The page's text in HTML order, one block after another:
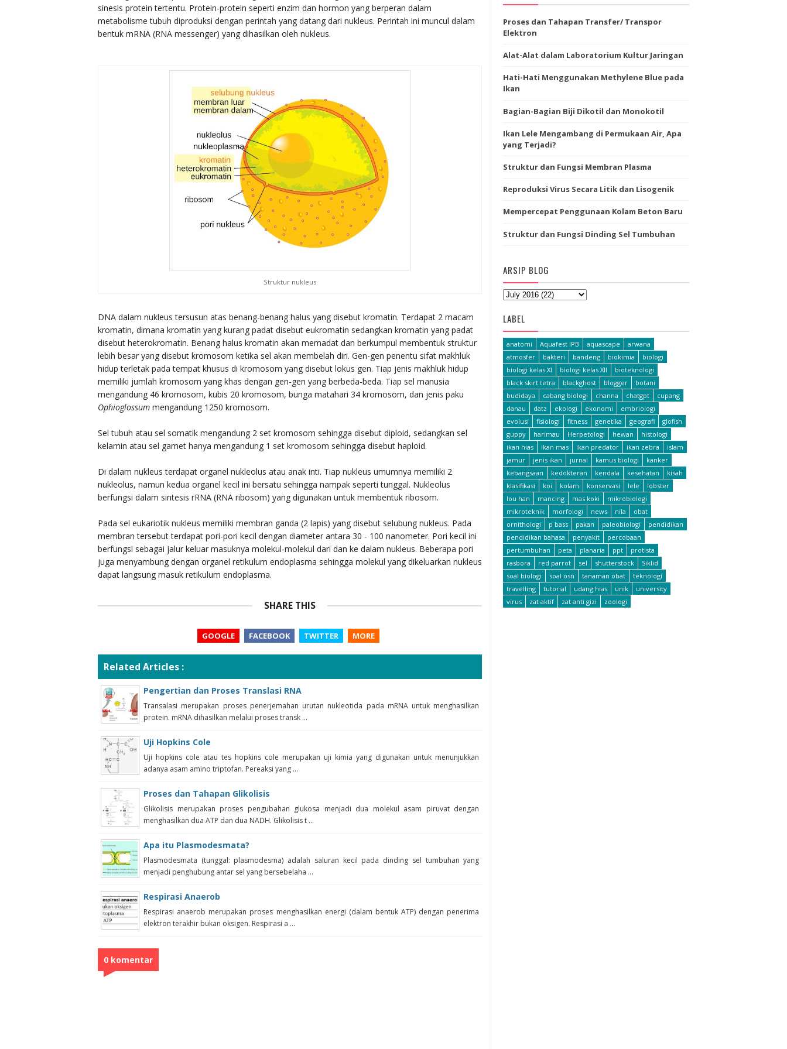
sinesis protein tertentu. Protein-protein seperti enzim dan hormon yang berperan dalam
metabolisme tubuh diproduksi dengan perintah yang datang dari nukleus. Perintah ini muncul dalam
bentuk mRNA (RNA messenger) yang dihasilkan oleh nukleus.
Struktur nukleus
DNA dalam nukleus tersusun atas benang-benang halus yang disebut kromatin. Terdapat 2 macam
kromatin, dimana kromatin yang kurang padat disebut eukromatin sedangkan kromatin yang padat
disebut heterokromatin. Benang halus kromatin akan memadat dan berkumpul membentuk struktur
lebih besar yang disebut kromosom ketika sel akan membelah diri. Gen-gen penentu sifat makhluk
hidup terletak pada tempat khusus di kromosom yang disebut lokus gen. Tiap jenis makhluk hidup
memiliki jumlah kromosom yang khas dengan gen-gen yang berbeda-beda. Tiap sel manusia
mengandung 46 kromosom, kubis 20 kromosom, bunga matahari 34 kromosom, dan jenis paku
Ophioglossum mengandung 1250 kromosom.
Sel tubuh atau sel somatik mengandung 2 set kromosom sehingga disebut diploid, sedangkan sel
kelamin atau sel gamet hanya mengandung 1 set kromosom sehingga disebut haploid.
Di dalam nukleus terdapat organel nukleolus atau anak inti. Tiap nukleus umumnya memiliki 2
nukleolus, namun kedua organel kecil ini bersatu sehingga nampak seperti tunggal. Nukleolus
berfungsi dalam sintesis rRNA (RNA ribosom) yang digunakan untuk membentuk ribosom.
Pada sel eukariotik nukleus memiliki membran ganda (2 lapis) yang disebut selubung nukleus. Pada
membran tersebut terdapat pori-pori kecil dengan diameter antara 30 - 100 nanometer. Pori kecil ini
berfungsi sebagai jalur keluar masuknya molekul-molekul dari dan ke dalam nukleus. Beberapa pori
juga menyambung dengan organel retikulum endoplasma sehingga molekul yang dikeluarkan nukleus
dapat langsung masuk retikulum endoplasma.
SHARE THIS
GOOGLE FACEBOOK TWITTER MORE
Related Articles :
Pengertian dan Proses Translasi RNA
Transalasi merupakan proses penerjemahan urutan nukleotida pada mRNA untuk menghasilkan
protein. mRNA dihasilkan melalui proses transk ...
Uji Hopkins Cole
Uji hopkins cole atau tes hopkins cole merupakan uji kimia yang digunakan untuk menunjukkan
adanya asam amino triptofan. Pereaksi yang ...
Proses dan Tahapan Glikolisis
Glikolisis merupakan proses pengubahan glukosa menjadi dua molekul asam piruvat dengan
menghasilkan dua ATP dan dua NADH. Glikolisis t ...
Apa itu Plasmodesmata?
Plasmodesmata (tunggal: plasmodesma) adalah saluran kecil pada dinding sel tumbuhan yang
menjadi penghubung antar sel yang bersebelaha ...
Respirasi Anaerob
Respirasi anaerob merupakan proses menghasilkan energi (dalam bentuk ATP) dengan penerima
elektron terakhir bukan oksigen. Respirasi a ...
0 komentar
Proses dan Tahapan Transfer/ Transpor
Elektron
Alat-Alat dalam Laboratorium Kultur Jaringan
Hati-Hati Menggunakan Methylene Blue pada
Ikan
Bagian-Bagian Biji Dikotil dan Monokotil
Ikan Lele Mengambang di Permukaan Air, Apa
yang Terjadi?
Struktur dan Fungsi Membran Plasma
Reproduksi Virus Secara Litik dan Lisogenik
Mempercepat Penggunaan Kolam Beton Baru
Struktur dan Fungsi Dinding Sel Tumbuhan
ARSIP BLOG
LABEL
anatomi Aquafest IPB aquascape
arwana
atmosfer
bakteri bandeng biokimia
biologi
biologi kelas XI
biologi kelas XII
bioteknologi
black skirt tetra
blackghost blogger
botani
budidaya
cabang biologi channa chatgpt
cupang
danau
datz ekologi ekonomi
embriologi
evolusi
fisiologi fitness genetika geografi
glofish
guppy
harimau Herpetologi hewan
histologi
ikan hias
ikan mas ikan predator ikan zebra
islam
jamur
jenis ikan jurnal kamus biologi
kanker
kebangsaan
kedokteran kendala kesehatan
kisah
klasifikasi
koi kolam konservasi lele
lobster
lou han
mancing mas koki
mikrobiologi
mikroteknik
morfologi news nila
obat
ornithologi
p bass pakan paleobiologi
pendidikan
pendidikan bahasa
penyakit
percobaan
pertumbuhan
peta planaria ppt
protista
rasbora
red parrot sel shutterstock
Siklid
soal biologi
soal osn tanaman obat
teknologi
travelling
tutorial udang hias unik
university
virus
zat aktif zat anti gizi zoologi